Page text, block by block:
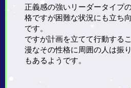
正義感の強いリーダータイプ
格ですが困難な状況にも立ち
です。
ですが計画を立てて行動する
漫なその性格に周囲の人は振
もあるようです。